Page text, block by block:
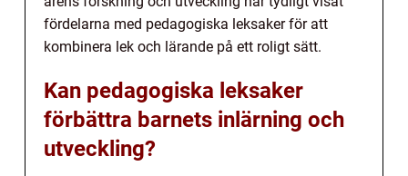
fördelarna med pedagogiska leksaker för att
kombinera lek och lärande på ett roligt sätt.
Kan pedagogiska leksaker
förbättra barnets inlärning och
utveckling?